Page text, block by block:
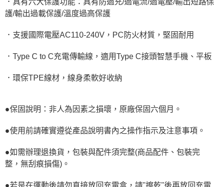
．具有六大保護功能：具有防過充/過電流/過電壓/輸出短路保
護/輸出過載保護/溫度過高保護
．支援國際電壓AC110-240V，PC防火材質，堅固耐用
．Type C to C充電傳輸線，適用Type C接頭智慧手機、平板
．環保TPE線材，線身柔軟好收納
●保固說明：非人為因素之損壞，原廠保固六個月。
●使用前請確實遵從產品說明書內之操作指示及注意事項。
●如需辦理退換貨，包裝與配件須完整(商品配件、包裝完
整，無刮痕損傷)。